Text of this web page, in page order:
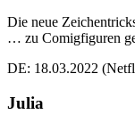
Die neue
… zu Comigfiguren
DE: 18.03.2022
Julia